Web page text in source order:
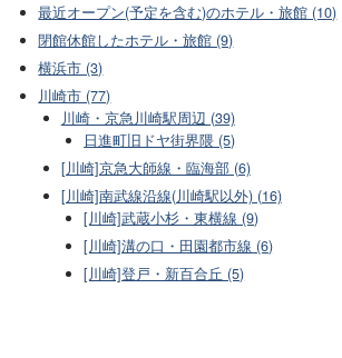
最近オープン(予定を含む)のホテル・旅館 (10)
閉館休館したホテル・旅館 (9)
横浜市 (3)
川崎市 (77)
川崎・京急川崎駅周辺 (39)
日進町旧ドヤ街界隈 (5)
[川崎]京急大師線・臨海部 (6)
[川崎]南武線沿線(川崎駅以外) (16)
[川崎]武蔵小杉・東横線 (9)
[川崎]溝の口・田園都市線 (6)
[川崎]登戸・新百合丘 (5)